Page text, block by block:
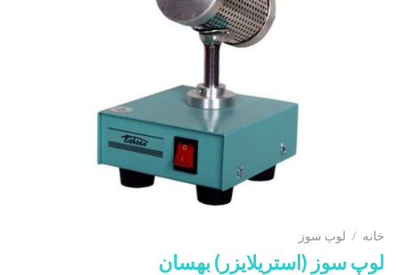
خانه / لوپ سوز
لوپ سوز (استریلایزر) بهسان